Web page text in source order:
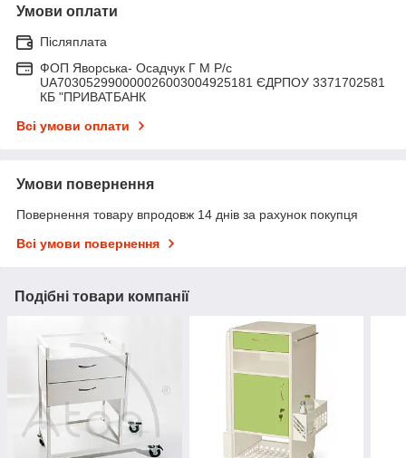
Умови оплати
Післяплата
ФОП Яворська- Осадчук Г М Р/c
UA703052990000026003004925181 ЄДРПОУ 3371702581
КБ "ПРИВАТБАНК
Всі умови оплати
Умови повернення
Повернення товару впродовж 14 днів за рахунок покупця
Всі умови повернення
Подібні товари компанії